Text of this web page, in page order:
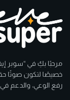
مرحبًا بكِ في “سوبر
خصيصًا لتكون صوتًا
رفع الوعي، والدعم في